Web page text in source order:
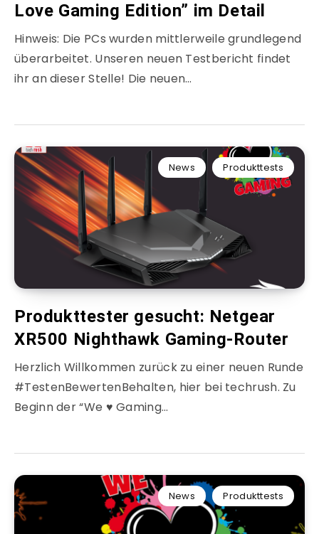
Love Gaming Edition” im Detail
Hinweis: Die PCs wurden mittlerweile grundlegend
überarbeitet. Unseren neuen Testbericht findet
ihr an dieser Stelle! Die neuen…
News Produkttests
Produkttester gesucht: Netgear
XR500 Nighthawk Gaming-Router
Herzlich Willkommen zurück zu einer neuen Runde
#TestenBewertenBehalten, hier bei techrush. Zu
Beginn der “We ♥ Gaming…
News Produkttests